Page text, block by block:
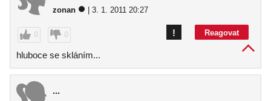
zonan | 3. 1. 2011 20:27
0 0 Reagovat
!
hluboce se skláním...
...